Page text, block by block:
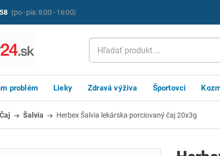
(po - pia: 8:00 - 16:00)
problém Lieky Zdravá výživa Športovci
Čaj Šalvia Herbex Šalvia lekárska porciovaný čaj 20x3g